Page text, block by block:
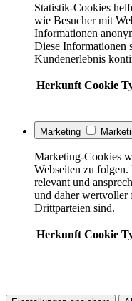
Statistik-Cookies
wie Besucher mit
Informationen
Diese Informationen
Kundenerlebnis
Herkunft Cookie
Marketing
Marketing-Cookies
Webseiten zu
relevant und
und daher wertvoller
Drittparteien sind.
Herkunft Cookie